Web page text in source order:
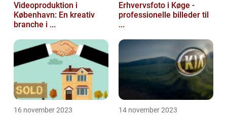
Videoproduktion i
København: En kreativ
branche i ...
Erhvervsfoto i Køge -
professionelle billeder til
...
16 november 2023 14 november 2023